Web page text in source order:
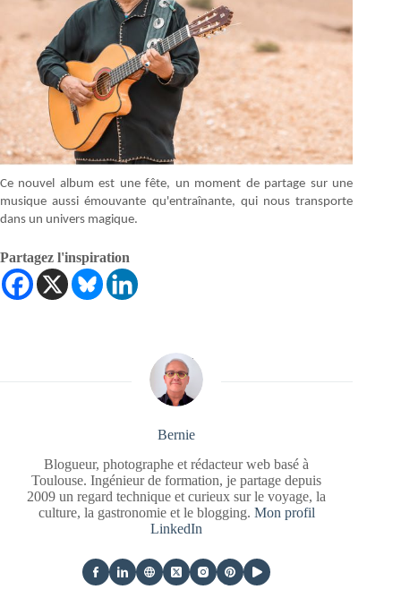
Ce nouvel album est une fête, un moment de partage sur une
musique aussi émouvante qu'entraînante, qui nous transporte
dans un univers magique.
Partagez l'inspiration
Bernie
Blogueur, photographe et rédacteur web basé à
Toulouse. Ingénieur de formation, je partage depuis
2009 un regard technique et curieux sur le voyage, la
culture, la gastronomie et le blogging. Mon profil
LinkedIn